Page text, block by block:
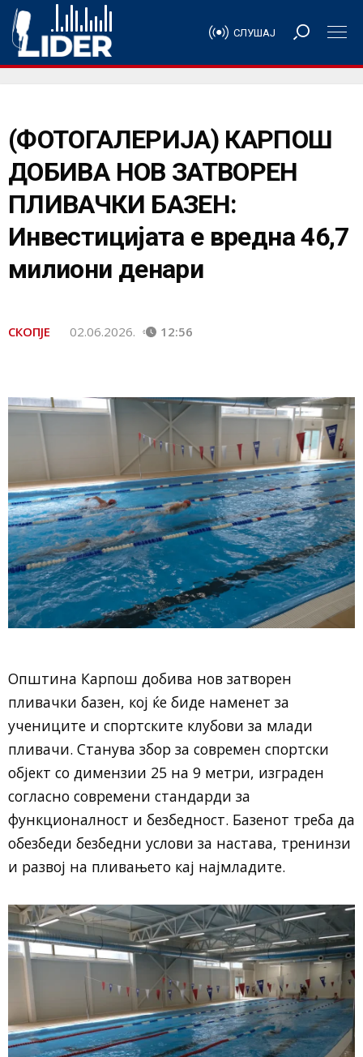
СЛУШАЈ
(ФОТОГАЛЕРИЈА) КАРПОШ
ДОБИВА НОВ ЗАТВОРЕН
ПЛИВАЧКИ БАЗЕН:
Инвестицијата е вредна 46,7
милиони денари
СКОПЈЕ 02.06.2026. 12:56
Општина Карпош добива нов затворен
пливачки базен, кој ќе биде наменет за
учениците и спортските клубови за млади
пливачи. Станува збор за современ спортски
објект со димензии 25 на 9 метри, изграден
согласно современи стандарди за
функционалност и безбедност. Базенот треба да
обезбеди безбедни услови за настава, тренинзи
и развој на пливањето кај најмладите.